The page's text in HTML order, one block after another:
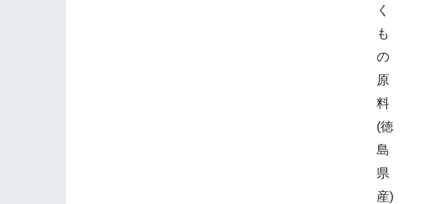
く
も
の
原
料
(徳
島
県
産)